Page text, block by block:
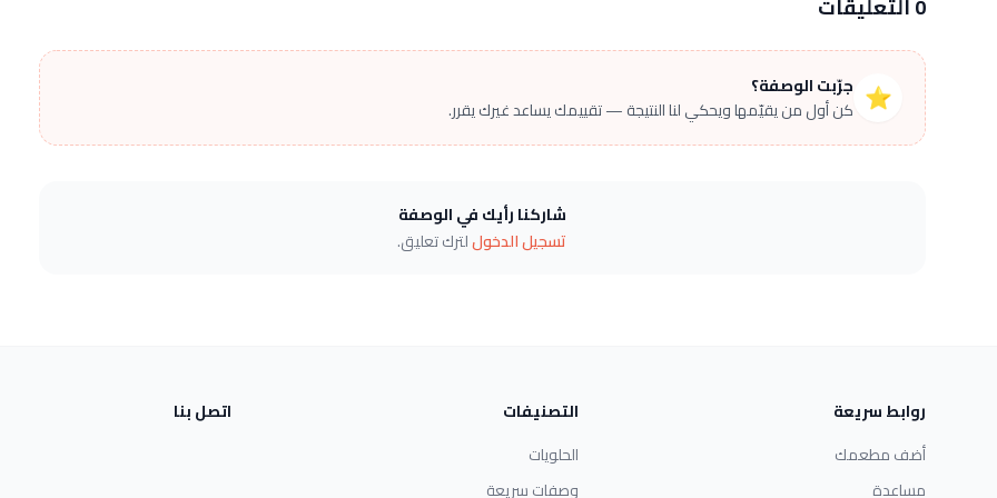
⭐ جرّبت الوصفة؟
كن أول من يقيّمها ويحكي لنا النتيجة — تقييمك يساعد غيرك يقرر.
شاركنا رأيك في الوصفة
تسجيل الدخوللترك تعليق.
روابط سريعة
أضف مطعمك
مساعدة
التصنيفات
الحلويات
وصفات سريعة
اتصل بنا